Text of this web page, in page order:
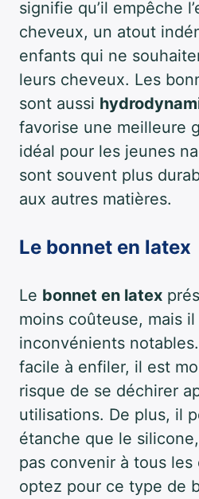
signifie qu’il empêche
cheveux, un atout
enfants qui ne
leurs cheveux. Les
sont aussi
favorise une meilleure
idéal pour les jeunes
sont souvent plus
aux autres matières.
Le bonnet en latex
Le bonnet en latex
moins coûteuse, mais
inconvénients
facile à enfiler, il est
risque de se déchirer
utilisations. De plus, il
étanche que le
pas convenir à tous
optez pour ce type de